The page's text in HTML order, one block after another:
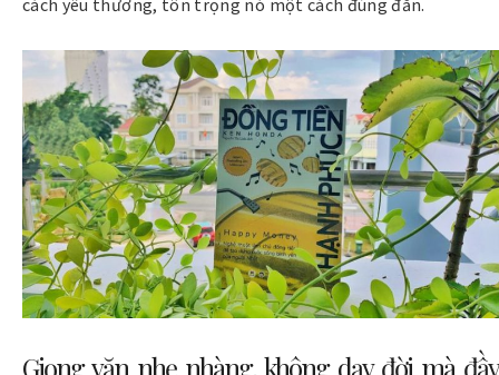
Giọng văn nhẹ nhàng, không dạy đời mà đầy